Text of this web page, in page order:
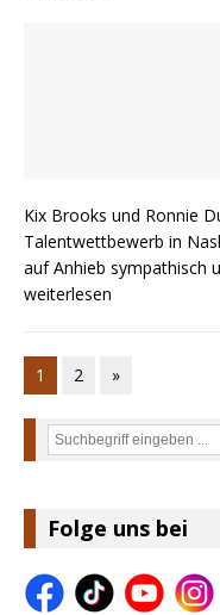
Kix Brooks und Ronnie
Talentwettbewerb in
auf Anhieb sympathisch
weiterlesen
1 2 »
Suchen
Folge uns bei